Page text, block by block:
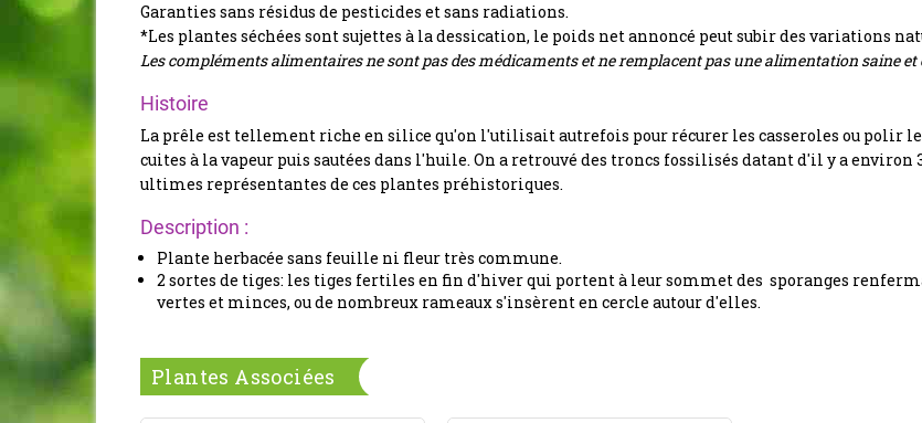
Garanties sans résidus de pesticides et sans radiations.
*Les plantes séchées sont sujettes à la dessication, le poids net annoncé peut subir des variations
Les compléments alimentaires ne sont pas des médicaments et ne remplacent pas une alimentation saine et
Histoire
La prêle est tellement riche en silice qu'on l'utilisait autrefois pour récurer les casseroles ou polir
cuites à la vapeur puis sautées dans l'huile. On a retrouvé des troncs fossilisés datant d'il y a
ultimes représentantes de ces plantes préhistoriques.
Description :
Plante herbacée sans feuille ni fleur très commune.
2 sortes de tiges: les tiges fertiles en fin d'hiver qui portent à leur sommet des sporanges
vertes et minces, ou de nombreux rameaux s'insèrent en cercle autour d'elles.
Plantes Associées